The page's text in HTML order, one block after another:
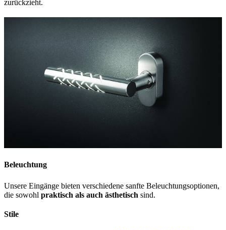
zurückzieht.
Beleuchtung
Unsere Eingänge bieten verschiedene sanfte Beleuchtungsoptionen,
die sowohl praktisch als auch ästhetisch sind.
Stile